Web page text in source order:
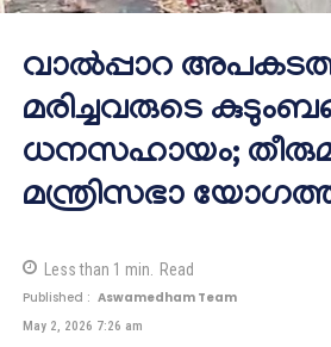
വാല്‍പ്പാറ
മരിച്ചവരുടെ
ധനസഹായം;
മന്ത്രിസഭാ
Less than 1 min. Read
Published : Aswamedham Team
May 2, 2026 7:26 am